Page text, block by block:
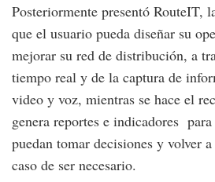
Posteriormente presentó RouteIT,
que el usuario pueda diseñar su
mejorar su red de distribución, a
tiempo real y de la captura de
video y voz, mientras se hace el
genera reportes e indicadores
puedan tomar decisiones y volver
caso de ser necesario.